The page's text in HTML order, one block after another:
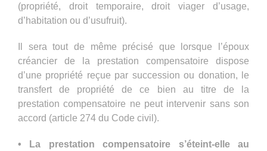
(propriété, droit temporaire, droit viager d’usage,
d’habitation ou d’usufruit).
Il sera tout de même précisé que lorsque l’époux
créancier de la prestation compensatoire dispose
d’une propriété reçue par succession ou donation, le
transfert de propriété de ce bien au titre de la
prestation compensatoire ne peut intervenir sans son
accord (article 274 du Code civil).
• La prestation compensatoire s’éteint-elle au